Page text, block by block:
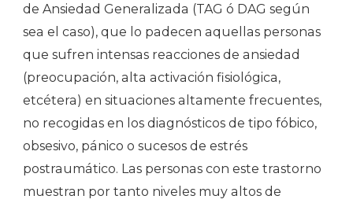
de Ansiedad Generalizada (TAG ó DAG según
sea el caso), que lo padecen aquellas personas
que sufren intensas reacciones de ansiedad
(preocupación, alta activación fisiológica,
etcétera) en situaciones altamente frecuentes,
no recogidas en los diagnósticos de tipo fóbico,
obsesivo, pánico o sucesos de estrés
postraumático. Las personas con este trastorno
muestran por tanto niveles muy altos de